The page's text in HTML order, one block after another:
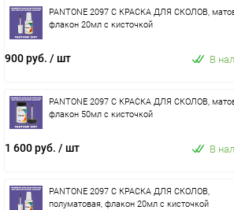
PANTONE 2097 C КРАСКА ДЛЯ СКОЛОВ,
флакон 20мл с кисточкой
900 руб. / шт В
PANTONE 2097 C КРАСКА ДЛЯ СКОЛОВ,
флакон 50мл с кисточкой
1 600 руб. / шт В
PANTONE 2097 C КРАСКА ДЛЯ СКОЛОВ,
полуматовая, флакон 20мл с кисточкой